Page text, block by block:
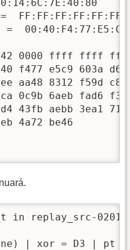
FF:FF:FF:FF:FF:FF
00:40:F4:77:E5:C9
0000 ffff ffff
f477 e5c9 603a
aa48 8312 f59d
0c9b 6aeb fad6
43fb aebb 3ea1
4a72 be46
in replay_src-0201-
| xor = D3 | pt